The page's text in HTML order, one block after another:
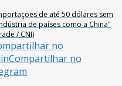
de até 50 dólares sem
de países como a China"
/ CNI)
no
Compartilhar no